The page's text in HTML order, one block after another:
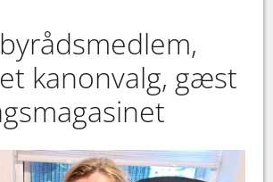
kanonvalg, gæst